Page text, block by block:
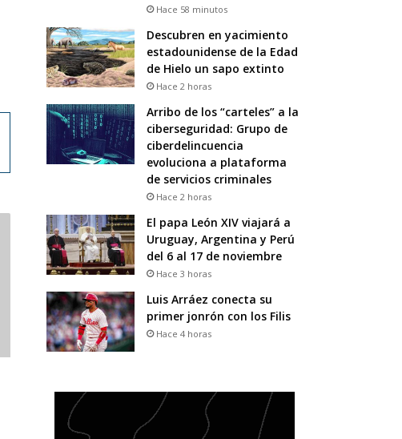
Hace 58 minutos
Descubren en yacimiento
estadounidense de la Edad
de Hielo un sapo extinto
Hace 2 horas
Arribo de los “carteles” a la
ciberseguridad: Grupo de
ciberdelincuencia
evoluciona a plataforma
de servicios criminales
Hace 2 horas
El papa León XIV viajará a
Uruguay, Argentina y Perú
del 6 al 17 de noviembre
Hace 3 horas
Luis Arráez conecta su
primer jonrón con los Filis
Hace 4 horas